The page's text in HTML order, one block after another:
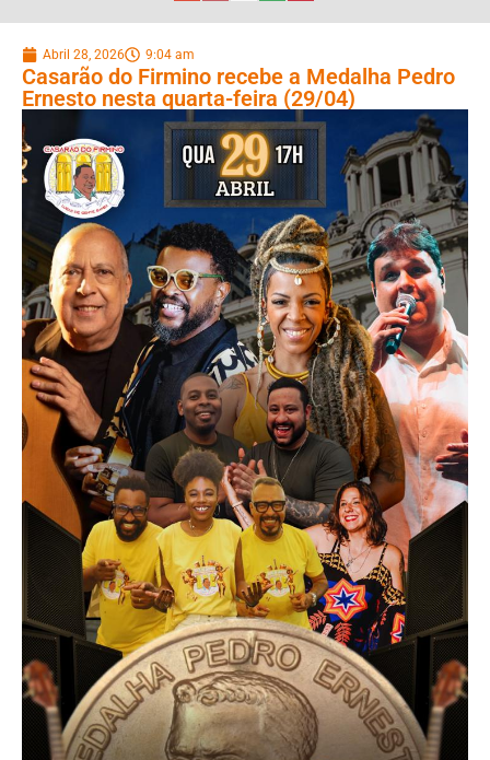
Abril 28, 2026 9:04 am
Casarão do Firmino recebe a Medalha Pedro
Ernesto nesta quarta-feira (29/04)